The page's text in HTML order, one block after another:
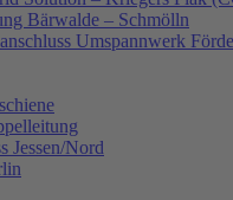
Bärwalde – Schmölln
Umspannwerk
Jessen/Nord